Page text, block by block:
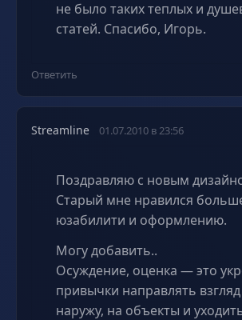
не было таких теплых и
статей. Спасибо, Игорь.
Ответить
Streamline 01.07.2010 в 23:56
Поздравляю с новым
Старый мне нравился
юзабилити и оформлению.
Могу добавить..
Осуждение, оценка — это
привычки направлять
наружу, на объекты и